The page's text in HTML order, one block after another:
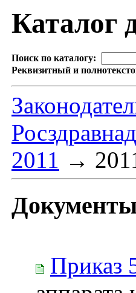
Каталог
Поиск по каталогу:
Реквизитный и
2011 →
Документы
Приказ